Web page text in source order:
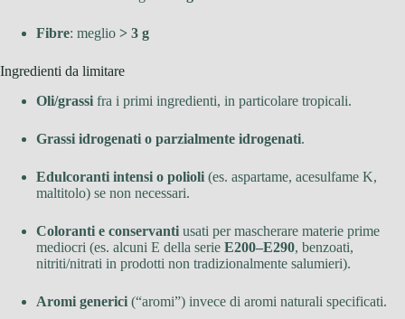
Fibre: meglio > 3 g
Ingredienti da limitare
Oli/grassi fra i primi ingredienti, in particolare tropicali.
Grassi idrogenati o parzialmente idrogenati.
Edulcoranti intensi o polioli (es. aspartame, acesulfame K,
maltitolo) se non necessari.
Coloranti e conservanti usati per mascherare materie prime
mediocri (es. alcuni E della serie E200–E290, benzoati,
nitriti/nitrati in prodotti non tradizionalmente salumieri).
Aromi generici (“aromi”) invece di aromi naturali specificati.